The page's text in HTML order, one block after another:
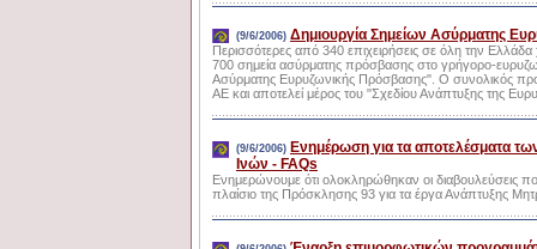
(9/6/2006) Δημιουργία Σημείων Ασύρματης
Περισσότερες από 340 επιχειρήσεις σε όλη την
700 σημεία ασύρματης πρόσβασης στο γρήγορο-
Ασύρματης Ευρυζωνικής Πρόσβασης". Ο συνολικός
ΑΕ και αποτελεί μέρος του "Σχεδίου Ανάπτυξης της
(9/6/2006) Ενημέρωση για τα αποτελέσματα
Ινών - FAQs
Ενημερώνουμε ότι ολοκληρώθηκαν οι διαβουλεύσεις
πλαίσιο της Πρόσκλησης 93 για τα έργα Ανάπτυξης